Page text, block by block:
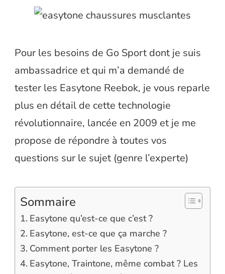
Pour les besoins de Go Sport dont je suis
ambassadrice et qui m’a demandé de
tester les Easytone Reebok, je vous reparle
plus en détail de cette technologie
révolutionnaire, lancée en 2009 et je me
propose de répondre à toutes vos
questions sur le sujet (genre l’experte)
Sommaire
Easytone qu’est-ce que c’est ?
Easytone, est-ce que ça marche ?
Comment porter les Easytone ?
Easytone, Traintone, même combat ? Les